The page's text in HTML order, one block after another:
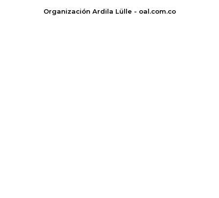
Organización Ardila Lülle - oal.com.co